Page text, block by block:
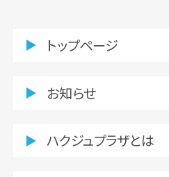
トップページ
お知らせ
ハクジュプラザとは